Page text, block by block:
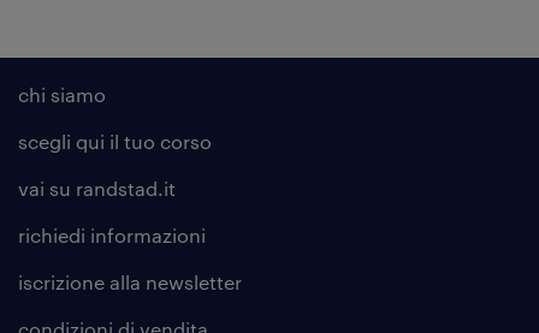
chi siamo
scegli qui il tuo corso
vai su randstad.it
richiedi informazioni
iscrizione alla newsletter